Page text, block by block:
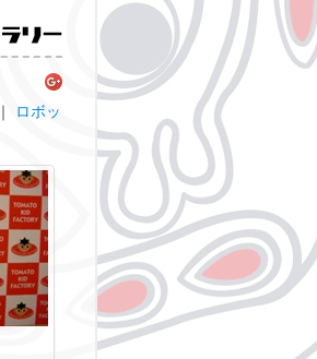
｜ ロボッ